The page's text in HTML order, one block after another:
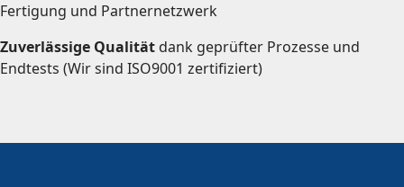
Fertigung und Partnernetzwerk
Zuverlässige Qualität dank geprüfter Prozesse und
Endtests (Wir sind ISO9001 zertifiziert)